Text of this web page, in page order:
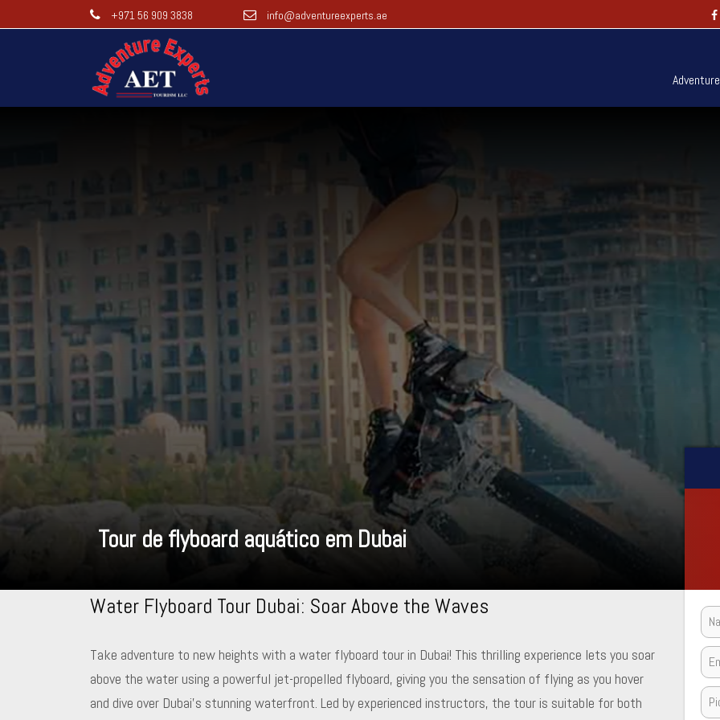
+971 56 909 3838 info@adventureexperts.ae
Tour de flyboard aquático em Dubai
Water Flyboard Tour Dubai: Soar Above the Waves
Take adventure to new heights with a water flyboard tour in Dubai! This thrilling experience lets you soar
above the water using a powerful jet-propelled flyboard, giving you the sensation of flying as you hover
and dive over Dubai’s stunning waterfront. Led by experienced instructors, the tour is suitable for both